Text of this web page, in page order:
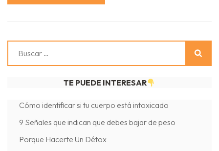
TE PUEDE INTERESAR
Cómo identificar si tu cuerpo está intoxicado
9 Señales que indican que debes bajar de peso
Porque Hacerte Un Détox